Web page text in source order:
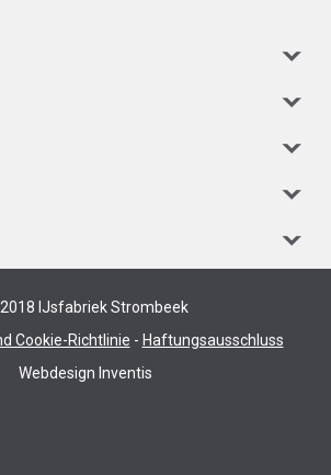
IJsfabriek Strombeek
Cookie-Richtlinie - Haftungsausschluss
Webdesign Inventis